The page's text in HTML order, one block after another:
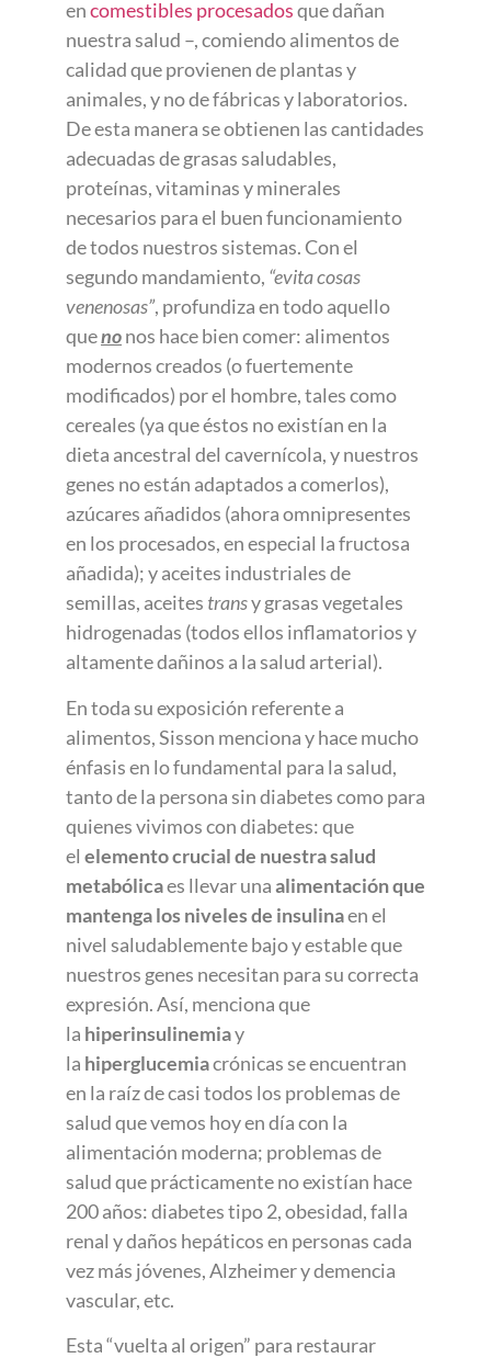
encomestibles procesadosque dañan
nuestra salud –, comiendo alimentos de
calidad que provienen de plantas y
animales, y no de fábricas y laboratorios.
De esta manera se obtienen las cantidades
adecuadas de grasas saludables,
proteínas, vitaminas y minerales
necesarios para el buen funcionamiento
de todos nuestros sistemas. Con el
segundo mandamiento, “evita cosas
venenosas”, profundiza en todo aquello
quenonos hace bien comer: alimentos
modernos creados (o fuertemente
modificados) por el hombre, tales como
cereales (ya que éstos no existían en la
dieta ancestral del cavernícola, y nuestros
genes no están adaptados a comerlos),
azúcares añadidos (ahora omnipresentes
en los procesados, en especial la fructosa
añadida); y aceites industriales de
semillas, aceites transy grasas vegetales
hidrogenadas (todos ellos inflamatorios y
altamente dañinos a la salud arterial).
En toda su exposición referente a
alimentos, Sisson menciona y hace mucho
énfasis en lo fundamental para la salud,
tanto de la persona sin diabetes como para
quienes vivimos con diabetes: que
el elemento crucial de nuestra salud
metabólicaes llevar unaalimentación que
mantenga losniveles de insulinaen el
nivel saludablemente bajo y estable que
nuestros genes necesitan para su correcta
expresión. Así, menciona que
la hiperinsulinemiay
la hiperglucemiacrónicas se encuentran
en la raíz de casi todos los problemas de
salud que vemos hoy en día con la
alimentación moderna; problemas de
salud que prácticamente no existían hace
200 años: diabetes tipo 2, obesidad, falla
renal y daños hepáticos en personas cada
vez más jóvenes, Alzheimer y demencia
vascular, etc.
Esta “vuelta al origen” para restaurar